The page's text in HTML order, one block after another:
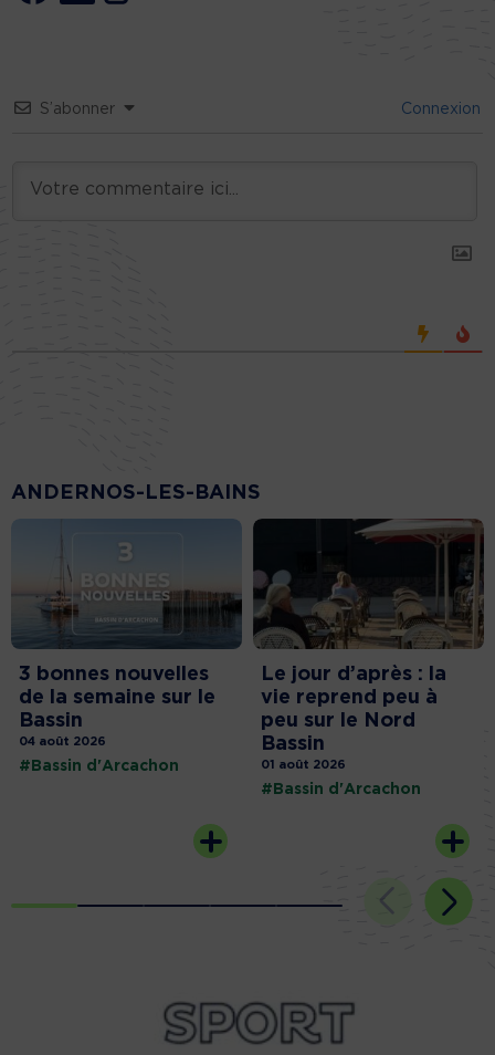
S’abonner Connexion
ANDERNOS-LES-BAINS
3 bonnes nouvelles
de la semaine sur le
Bassin
04 août 2026
#Bassin d'Arcachon
Le jour d’après : la
vie reprend peu à
peu sur le Nord
Bassin
01 août 2026
#Bassin d'Arcachon